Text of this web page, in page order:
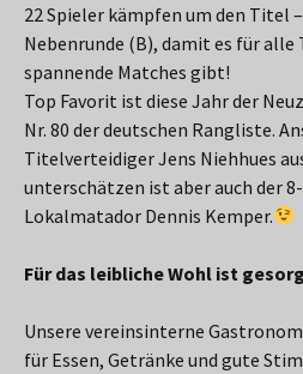
22 Spieler kämpfen um den Titel
Nebenrunde (B), damit es für alle
spannende Matches gibt!
Top Favorit ist diese Jahr der
Nr. 80 der deutschen Rangliste.
Titelverteidiger Jens Niehhues
unterschätzen ist aber auch der
Lokalmatador Dennis Kemper.
Für das leibliche Wohl ist
Unsere vereinsinterne
für Essen, Getränke und gute